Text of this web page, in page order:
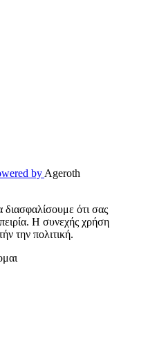
by Ageroth
ότι σας
Η συνεχής χρήση
την πολιτική.